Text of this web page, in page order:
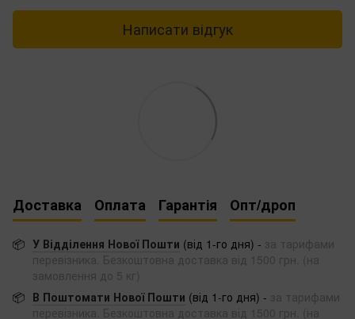
Написати відгук
Доставка Оплата Гарантія Опт/дроп
📦 У Відділення Нової Пошти (від 1-го дня) - за тарифами
перевізника. Безкоштовна доставка від 1500 грн. (на
замовлення до 5 кг)
📦 В Поштомати Нової Пошти (від 1-го дня) - за тарифами
перевізника. Безкоштовна доставка від 1500 грн. (на